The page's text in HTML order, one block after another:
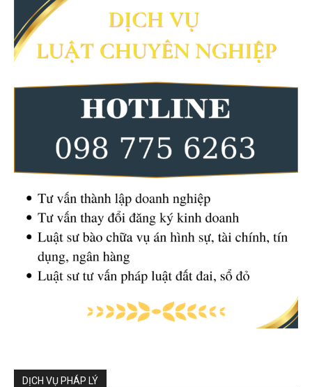
DỊCH VỤ PHÁP LÝ